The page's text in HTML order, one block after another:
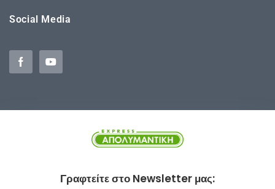
Social Media
Γραφτείτε στο Newsletter μας: